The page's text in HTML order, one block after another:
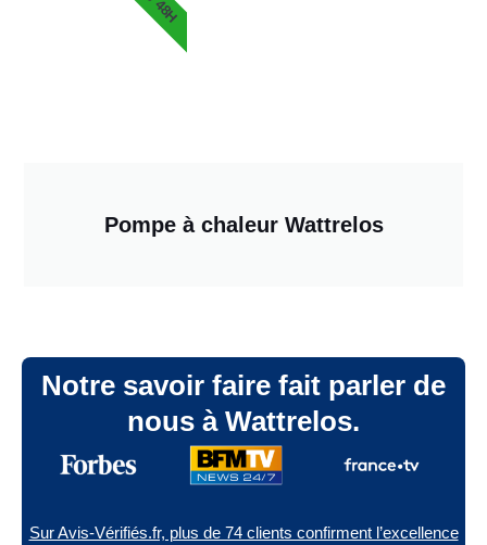
Pompe à chaleur Wattrelos
Notre savoir faire fait parler de
nous à Wattrelos.
Sur Avis-Vérifiés.fr, plus de 74 clients confirment l’excellence